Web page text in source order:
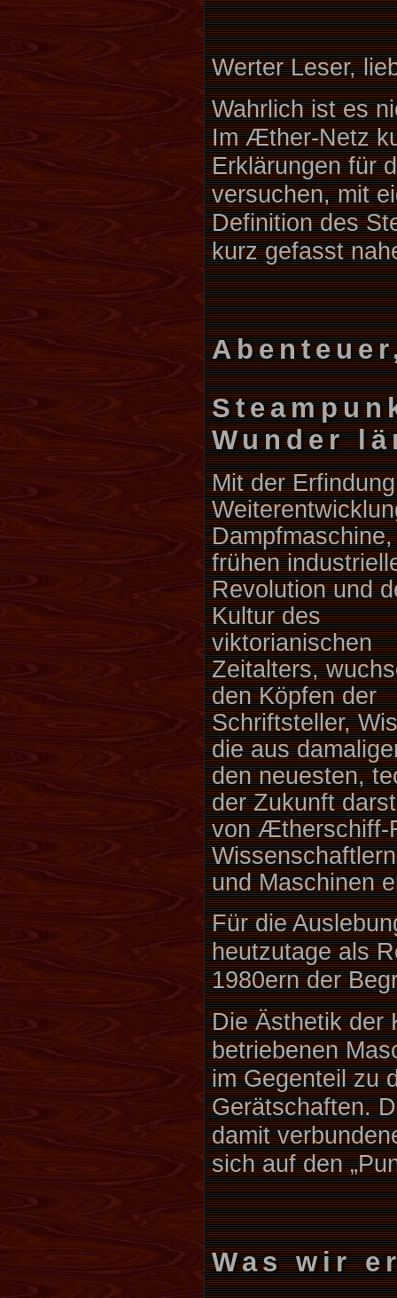
Werter Leser,
Wahrlich ist es
Im Æther-Netz
Erklärungen für
versuchen, mit
Definition des
kurz gefasst
Wunder
Mit der
frühen
Revolution und
Kultur des
viktorianischen
Zeitalters,
den Köpfen der
Schriftsteller,
die aus
den neuesten,
der Zukunft
von Ætherschiff-
und Maschinen
Für die
heutzutage als
1980ern der
Die Ästhetik der
betriebenen
im Gegenteil zu
Gerätschaften.
damit
sich auf den
Was wir